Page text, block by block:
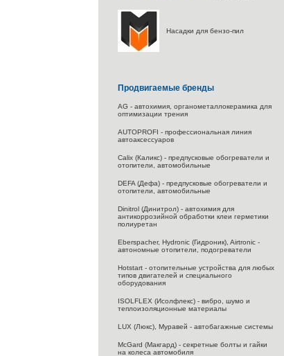
Насадки для бензо-пил
Продвигаемые бренды
AG - автохимия, органометаллокерамика для
оптимизации трения
AUTOPROFI - профессиональная линия
автоаксессуаров
Calix (Каликс) - предпусковые обогреватели и
отопители, автомобильные
DEFA (Дефа) - предпусковые обогреватели и
отопители, автомобильные
Dinitrol (Динитрол) - автохимия для
антикоррозийной обработки клеи герметики
полиуретан
Eberspacher, Hydronic (Гидроник), Airtronic -
автономные отопители, подогреватели
Hotstart - отопительные устройства для любых
типов двигателей и специального
оборудования
ISOLFLEX (Исолфлекс) - вибро, шумо и
теплоизоляционные материалы
LUX (Люкс), Муравей - автобагажные системы
McGard (Макгард) - секретные болты и гайки
на колеса автомобиля